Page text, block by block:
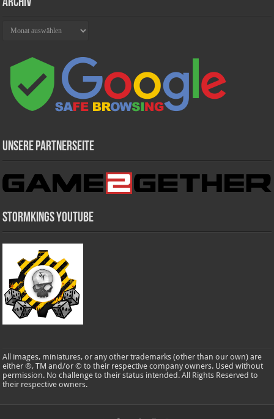
Unsere Partnerseite
Stormkings Youtube
All images, miniatures, or any other trademarks (other than our own) are
either ®, TM and/or © to their respective company owners. Used without
permission. No challenge to their status intended. All Rights Reserved to
their respective owners.